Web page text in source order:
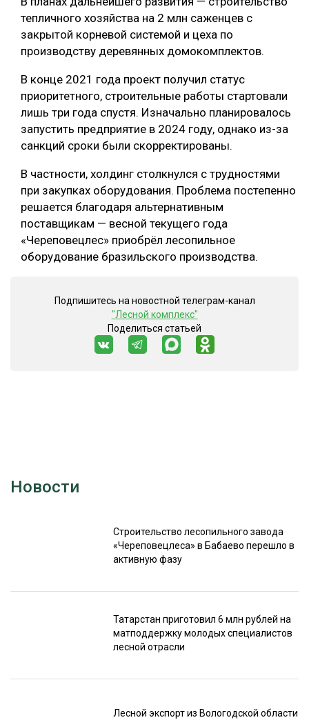
тепличного хозяйства на 2 млн саженцев с
закрытой корневой системой и цеха по
производству деревянных домокомплектов.
В конце 2021 года проект получил статус
приоритетного, строительные работы стартовали
лишь три года спустя. Изначально планировалось
запустить предприятие в 2024 году, однако из-за
санкций сроки были скорректированы.
В частности, холдинг столкнулся с трудностями
при закупках оборудования. Проблема постепенно
решается благодаря альтернативным
поставщикам — весной текущего года
«Череповецлес» приобрёл лесопильное
оборудование бразильского производства.
Подпишитесь на новостной телеграм-канал
"Лесной комплекс"
Поделиться статьей
Новости
Строительство лесопильного завода
«Череповецлеса» в Бабаево перешло в
активную фазу
Татарстан приготовил 6 млн рублей на
матподдержку молодых специалистов
лесной отрасли
Лесной экспорт из Вологодской области